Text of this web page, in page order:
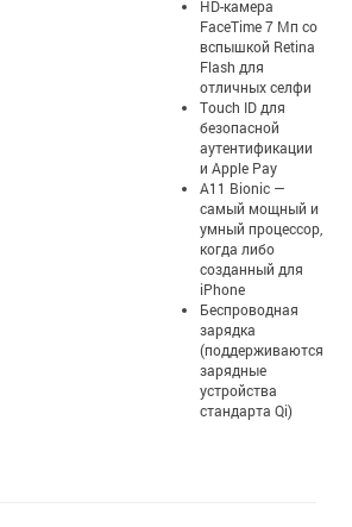
HD-камера
FaceTime 7 Мп со
вспышкой Retina
Flash для
отличных селфи
Touch ID для
безопасной
аутентификации
и Apple Pay
A11 Bionic —
самый мощный и
умный процессор,
когда либо
созданный для
iPhone
Беспроводная
зарядка
(поддерживаются
зарядные
устройства
стандарта Qi)